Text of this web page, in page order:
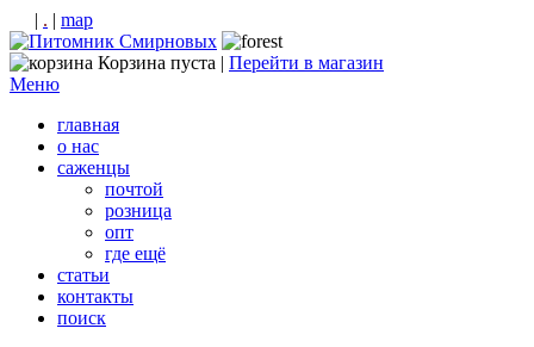
| . | map
Корзина пуста | Перейти в магазин
Меню
главная
о нас
саженцы
почтой
розница
опт
где ещё
статьи
контакты
поиск